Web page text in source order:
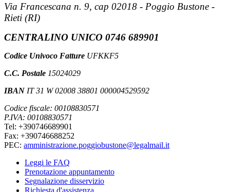
Via Francescana n. 9, cap 02018 - Poggio Bustone -
Rieti (RI)
CENTRALINO UNICO 0746 689901
Codice Univoco Fatture UFKKF5
C.C. Postale 15024029
IBAN IT 31 W 02008 38801 000004529592
Codice fiscale: 00108830571
P.IVA: 00108830571
Tel: +390746689901
Fax: +390746688252
PEC: amministrazione.poggiobustone@legalmail.it
Leggi le FAQ
Prenotazione appuntamento
Segnalazione disservizio
Richiesta d'assistenza